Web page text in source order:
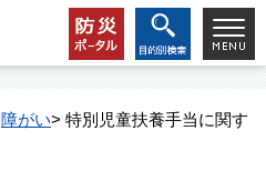
障がい> 特別児童扶養手当に関す